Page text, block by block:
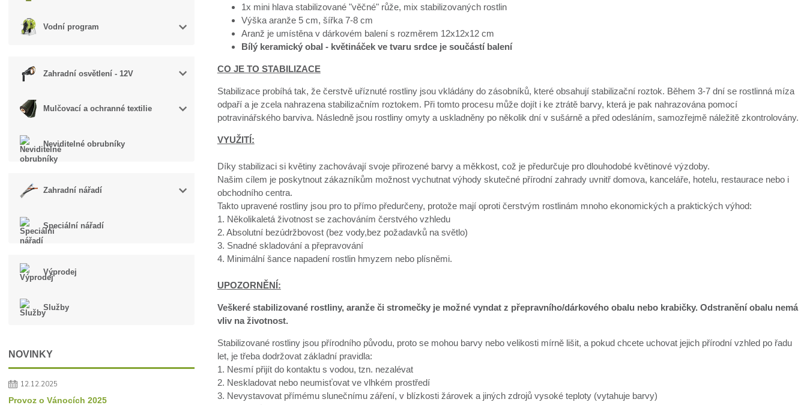
Vodní program
Zahradní osvětlení - 12V
Mulčovací a ochranné textilie
Neviditelné obrubníky
Zahradní nářadí
Speciální nářadí
Výprodej
Služby
NOVINKY
12.12.2025
Provoz o Vánocích 2025
1x mini hlava stabilizované "věčné" růže, mix stabilizovaných rostlin
Výška aranže 5 cm, šířka 7-8 cm
Aranž je umístěna v dárkovém balení s rozměrem 12x12x12 cm
Bílý keramický obal - květináček ve tvaru srdce je součástí balení
CO JE TO STABILIZACE
Stabilizace probíhá tak, že čerstvě uříznuté rostliny jsou vkládány do zásobníků, které obsahují stabilizační roztok. Během 3-7 dní se rostlinná míza
odpaří a je zcela nahrazena stabilizačním roztokem. Při tomto procesu může dojít i ke ztrátě barvy, která je pak nahrazována pomocí
potravinářského barviva. Následně jsou rostliny omyty a uskladněny po několik dní v sušárně a před odesláním, samozřejmě náležitě zkontrolovány.
VYUŽITÍ:
Díky stabilizaci si květiny zachovávají svoje přirozené barvy a měkkost, což je předurčuje pro dlouhodobé květinové výzdoby.
Našim cílem je poskytnout zákazníkům možnost vychutnat výhody skutečné přírodní zahrady uvnitř domova, kanceláře, hotelu, restaurace nebo i
obchodního centra.
Takto upravené rostliny jsou pro to přímo předurčeny, protože mají oproti čerstvým rostlinám mnoho ekonomických a praktických výhod:
1. Několikaletá životnost se zachováním čerstvého vzhledu
2. Absolutní bezúdržbovost (bez vody,bez požadavků na světlo)
3. Snadné skladování a přepravování
4. Minimální šance napadení rostlin hmyzem nebo plísněmi.
UPOZORNĚNÍ:
Veškeré stabilizované rostliny, aranže či stromečky je možné vyndat z přepravního/dárkového obalu nebo krabičky. Odstranění obalu nemá
vliv na životnost.
Stabilizované rostliny jsou přírodního původu, proto se mohou barvy nebo velikosti mírně lišit, a pokud chcete uchovat jejich přírodní vzhled po řadu
let, je třeba dodržovat základní pravidla:
1. Nesmí přijít do kontaktu s vodou, tzn. nezalévat
2. Neskladovat nebo neumisťovat ve vlhkém prostředí
3. Nevystavovat přímému slunečnímu záření, v blízkosti žárovek a jiných zdrojů vysoké teploty (vytahuje barvy)